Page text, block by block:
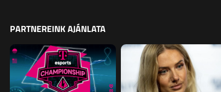
PARTNEREINK AJÁNLATA